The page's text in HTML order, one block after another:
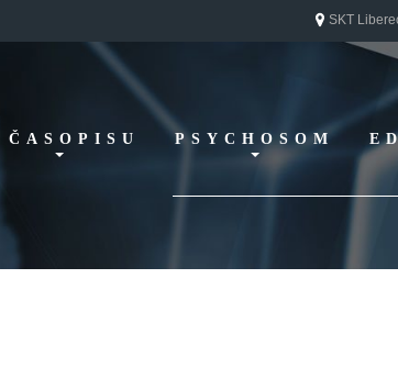
SKT
ČASOPISU PSYCHOSOM
Vydání 1/ 2026
Vydání 2/ 2025